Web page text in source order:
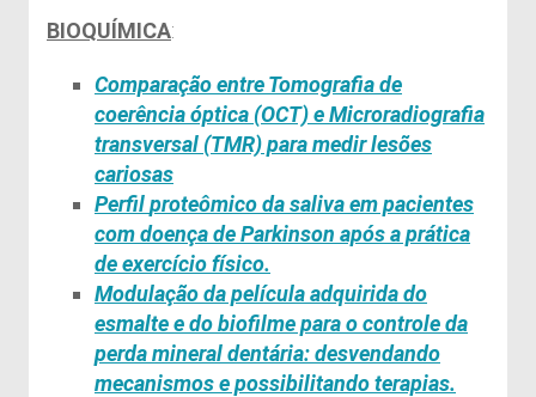
BIOQUÍMICA:
Comparação entre Tomografia de
coerência óptica (OCT) e Microradiografia
transversal (TMR) para medir lesões
cariosas
Perfilproteômicoda saliva em pacientes
com doença de Parkinson após a prática
de exercício físico.
Modulação da película adquirida do
esmalte e do biofilme para o controle da
perda mineral dentária: desvendando
mecanismos e possibilitando terapias.